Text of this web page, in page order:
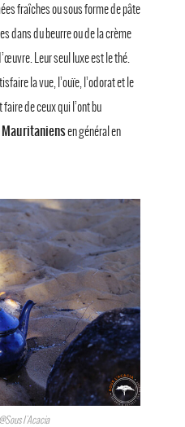
fraîches ou sous forme de pâte
dans du beurre ou de la crème
Leur seul luxe est le thé.
la vue, l’ouïe, l’odorat et le
de ceux qui l’ont bu
Mauritaniensen général en
l'Acacia